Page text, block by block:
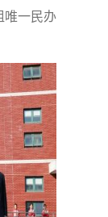
唯一民办